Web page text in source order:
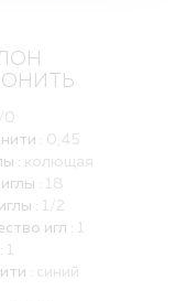
данных
0
: 0,45
: колющая
: 18
: 1/2
игл : 1
1
: синий